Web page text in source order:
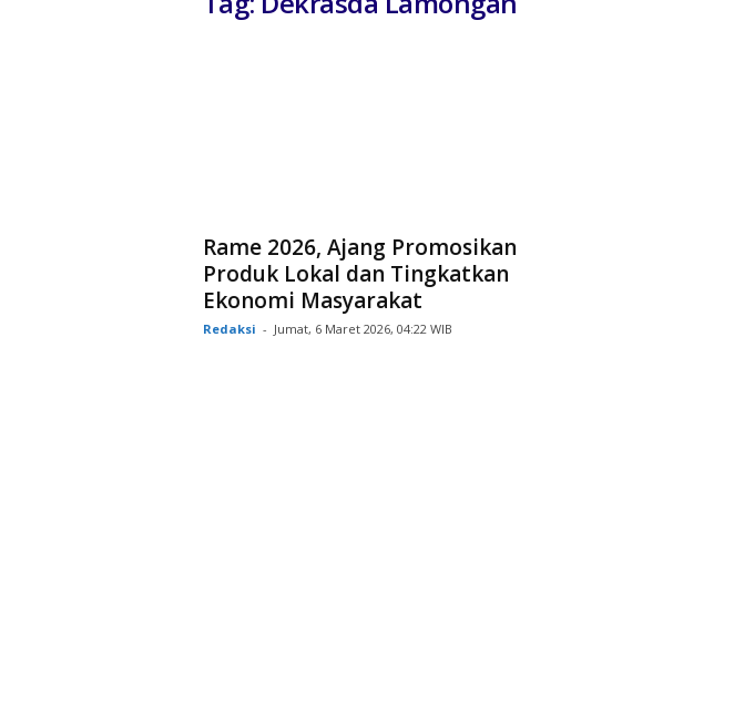
Rame 2026, Ajang Promosikan
Produk Lokal dan Tingkatkan
Ekonomi Masyarakat
Redaksi - Jumat, 6 Maret 2026, 04:22 WIB